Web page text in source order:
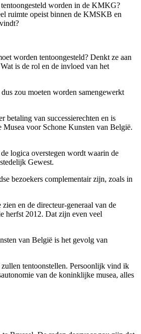
worden in de KMKG?
ruimte opeist binnen de KMSKB en
worden tentoongesteld? Denkt ze aan
is de rol en de invloed van het
zou moeten worden samengewerkt
van successierechten en is
voor Schone Kunsten van België.
logica overstegen wordt waarin de
Gewest.
bezoekers complementair zijn, zoals in
en de directeur-generaal van de
herfst 2012. Dat zijn even veel
van België is het gevolg van
tentoonstellen. Persoonlijk vind ik
van de koninklijke musea, alles